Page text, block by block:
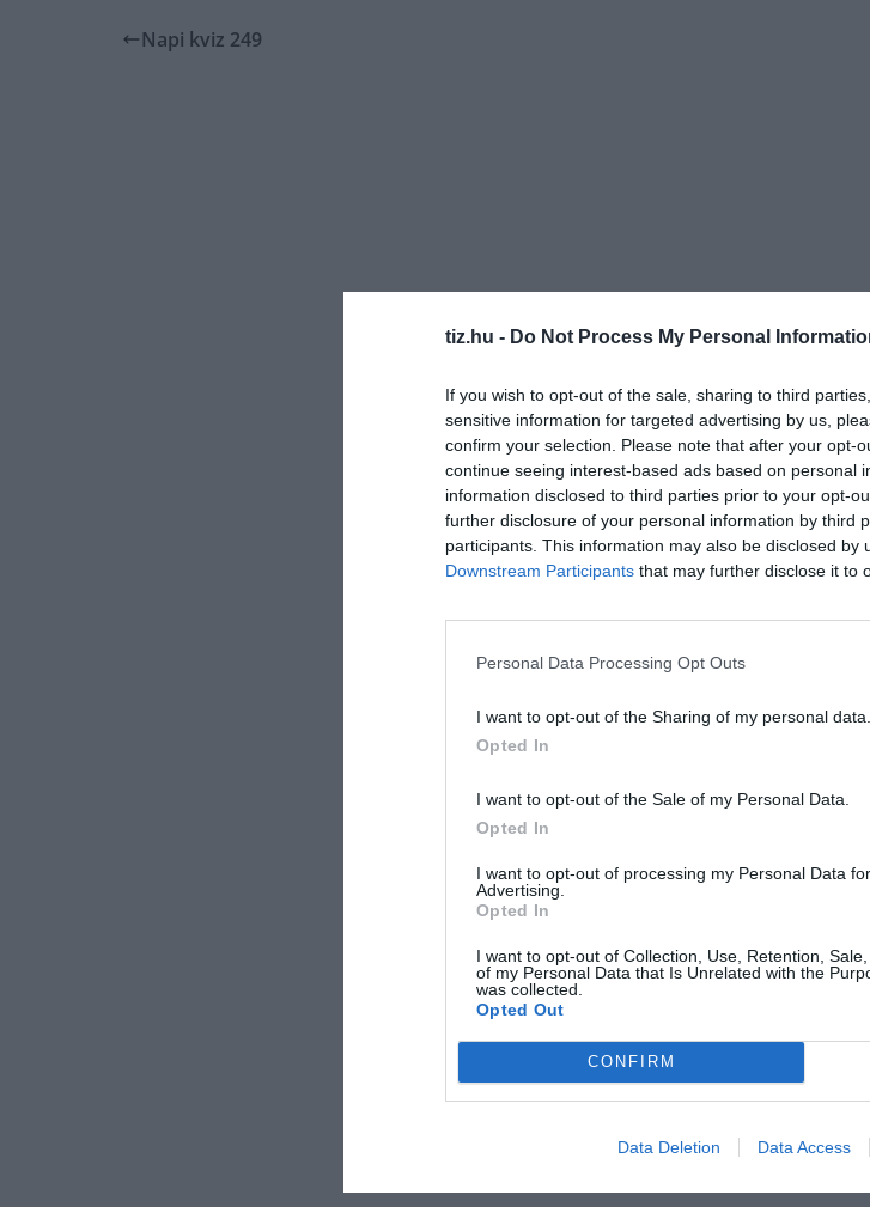
tiz.hu - Do Not Process My Personal
If you wish to opt-out of the sale, sharing to third
sensitive information for targeted advertising by us,
confirm your selection. Please note that after your opt-
continue seeing interest-based ads based on personal
information disclosed to third parties prior to your opt-
further disclosure of your personal information by third
participants. This information may also be disclosed by
Downstream Participants that may further disclose it to
Personal Data Processing Opt Outs
I want to opt-out of the Sharing of my personal data.
Opted In
I want to opt-out of the Sale of my Personal Data.
Opted In
I want to opt-out of processing my Personal Data
Advertising.
Opted In
I want to opt-out of Collection, Use, Retention,
of my Personal Data that Is Unrelated with the
was collected.
Opted Out
CONFIRM
Data Deletion Data Access
Napi kviz 249